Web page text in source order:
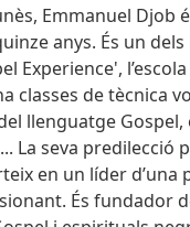
Emmanuel Djob
anys. És un
Experience',
classes de tècnica
llenguatge Gospel,
La seva predilecció
en un líder d’una
És fundador